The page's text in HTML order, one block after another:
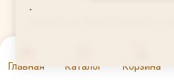
Главная Каталог Корзина
.